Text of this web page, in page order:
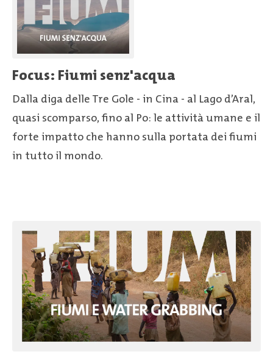
Focus: Fiumi senz'acqua
Dalla diga delle Tre Gole - in Cina - al Lago d’Aral,
quasi scomparso, fino al Po: le attività umane e il
forte impatto che hanno sulla portata dei fiumi
in tutto il mondo.